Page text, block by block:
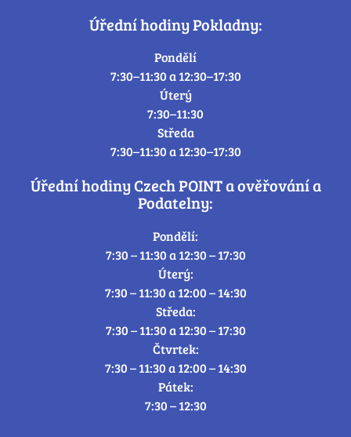
Úřední hodiny Pokladny:
Pondělí
7:30–11:30 a 12:30–17:30
Úterý
7:30–11:30
Středa
7:30–11:30 a 12:30–17:30
Úřední hodiny Czech POINT a ověřování a
Podatelny:
Pondělí:
7:30 – 11:30 a 12:30 – 17:30
Úterý:
7:30 – 11:30 a 12:00 – 14:30
Středa:
7:30 – 11:30 a 12:30 – 17:30
Čtvrtek:
7:30 – 11:30 a 12:00 – 14:30
Pátek:
7:30 – 12:30